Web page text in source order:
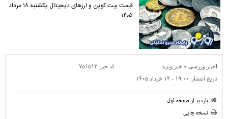
قیمت بیت کوین و ارز‌های دیجیتال یکشنبه ۱۸ مرداد
۱۴۰۵
اخبار ورزشی » خبر ویژه کد خبر: ۷۵۱۵۱۲
تاریخ انتشار: ۱۹:۰۰ - ۱۴ خرداد ۱۴۰۵
بازدید از صفحه اول
نسخه چاپی